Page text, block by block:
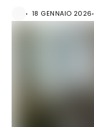
18 GENNAIO 2026